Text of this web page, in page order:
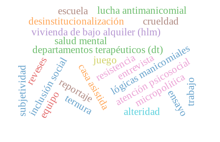
casa asistida
departamentos terapéuticos (dt)
vivienda de bajo alquiler (hlm)
lógicas manicomiales
desinstitucionalización
inclusión social
salud mental
lucha antimanicomial
atención psicosocial
reveses resistencia
micropolítica
entrevista
reportaje ensayotrabajo
juego
equipo
crueldad
ternura
escuela
subjetividad alteridad